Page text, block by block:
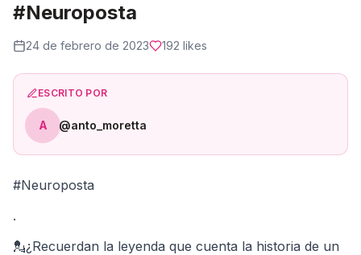
#Neuroposta
24 de febrero de 2023 192 likes
ESCRITO POR
A @anto_moretta
#Neuroposta
.
💂¿Recuerdan la leyenda que cuenta la historia de un